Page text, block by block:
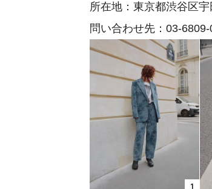
所在地：東京都渋谷区
問い合わせ先：03-
1